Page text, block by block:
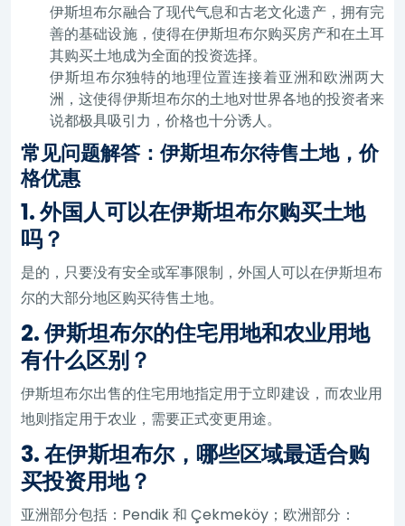
伊斯坦布尔融合了现代气息和古老文化遗产，拥有完
善的基础设施，使得在伊斯坦布尔购买房产和在土耳
其购买土地成为全面的投资选择。
伊斯坦布尔独特的地理位置连接着亚洲和欧洲两大
洲，这使得伊斯坦布尔的土地对世界各地的投资者来
说都极具吸引力，价格也十分诱人。
常见问题解答：伊斯坦布尔待售土地，价
格优惠
1. 外国人可以在伊斯坦布尔购买土地
吗？
是的，只要没有安全或军事限制，外国人可以在伊斯坦布
尔的大部分地区购买待售土地。
2. 伊斯坦布尔的住宅用地和农业用地
有什么区别？
伊斯坦布尔出售的住宅用地指定用于立即建设，而农业用
地则指定用于农业，需要正式变更用途。
3. 在伊斯坦布尔，哪些区域最适合购
买投资用地？
亚洲部分包括：Pendik 和 Çekmeköy；欧洲部分：